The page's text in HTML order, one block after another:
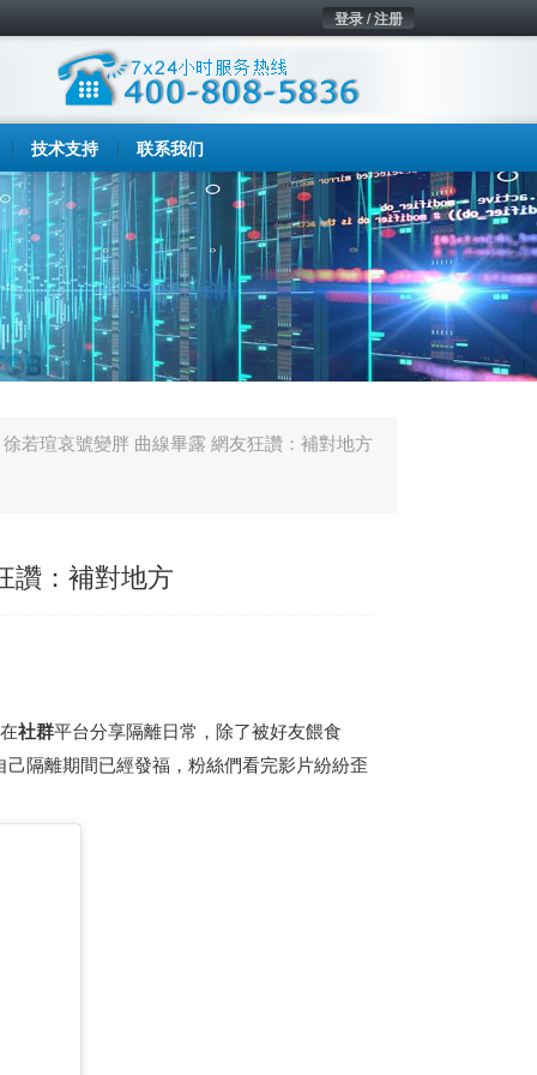
登录 / 注册
技术支持 联系我们
徐若瑄哀號變胖 曲線畢露 網友狂讚：補對地方
讚：補對地方
社群平台分享隔離日常，除了被好友餵食
隔離期間已經發福，粉絲們看完影片紛紛歪